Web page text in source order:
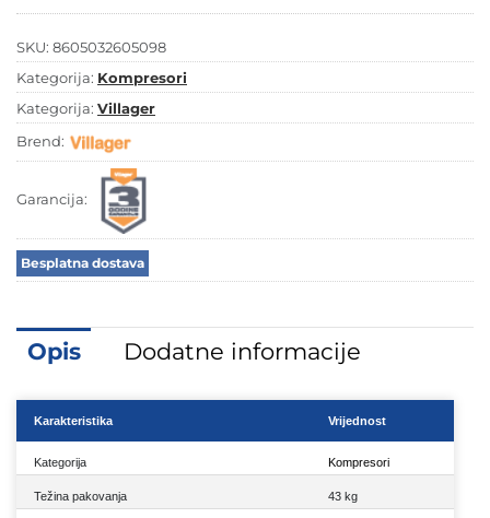
VE-
L
količina
SKU: 8605032605098
Kategorija: Kompresori
Kategorija: Villager
Brend:
Garancija:
Besplatna dostava
Opis Dodatne informacije
Karakteristika Vrijednost
Kategorija Kompresori
Težina pakovanja 43 kg